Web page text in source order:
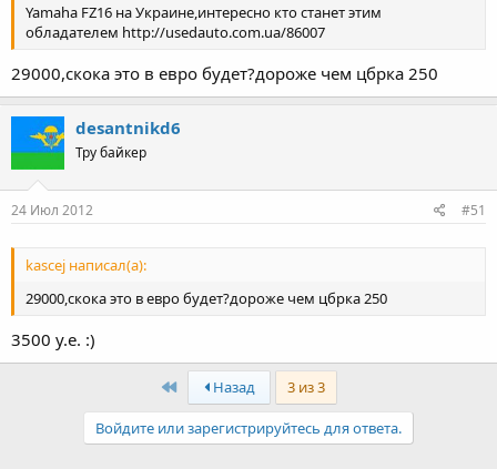
Yamaha FZ16 на Украине,интересно кто станет этим
обладателем http://usedauto.com.ua/86007
29000,скока это в евро будет?дороже чем цбрка 250
desantnikd6
Тру байкер
24 Июл 2012 #51
kascej написал(а):
29000,скока это в евро будет?дороже чем цбрка 250
3500 у.е. :)
First Назад 3 из 3
Войдите или зарегистрируйтесь для ответа.